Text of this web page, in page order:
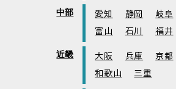
中部 愛知 静岡 岐阜
富山
石川 福井
近畿 大阪 兵庫 京都
和歌山
三重